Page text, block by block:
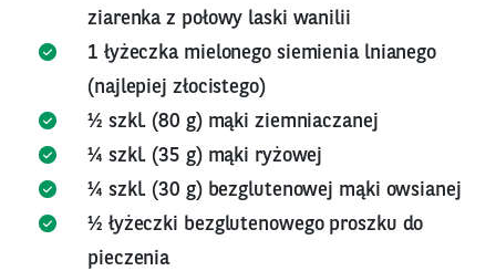
ziarenka z połowy laski wanilii
1 łyżeczka mielonego siemienia lnianego
(najlepiej złocistego)
½ szkl. (80 g) mąki ziemniaczanej
¼ szkl. (35 g) mąki ryżowej
¼ szkl. (30 g) bezglutenowej mąki owsianej
½ łyżeczki bezglutenowego proszku do
pieczenia